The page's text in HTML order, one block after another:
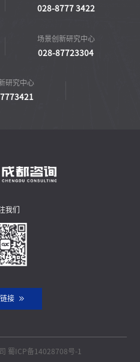
028-8777 3422
场景创新研究中心
028-87723304
研究中心
我们
接
蜀ICP备14028708号-1